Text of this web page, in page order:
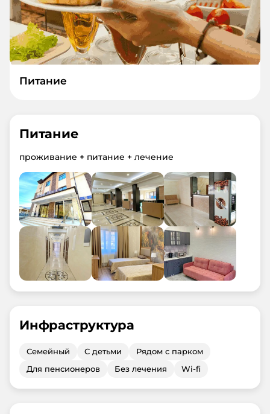
Питание
Питание
проживание + питание + лечение
Инфраструктура
Семейный С детьми
Рядом с парком
Для пенсионеров
Без лечения Wi-fi